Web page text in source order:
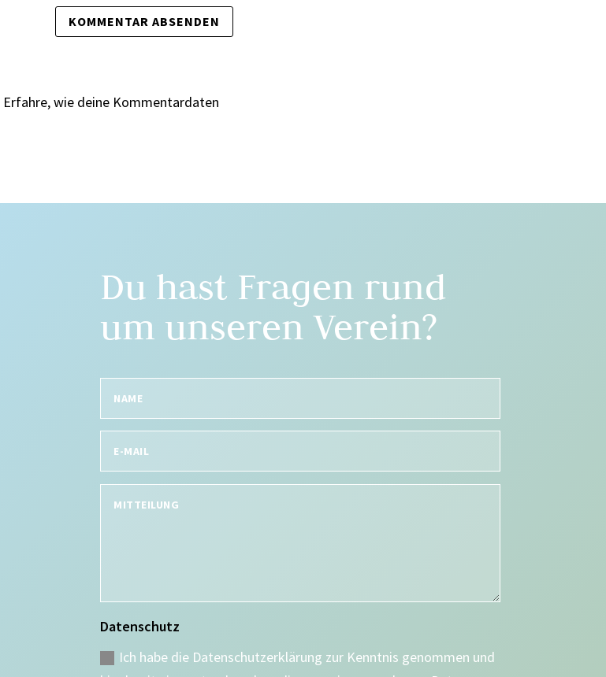
Erfahre, wie deine Kommentardaten
Du hast Fragen rund
um unseren Verein?
Datenschutz
Ich habe die Datenschutzerklärung zur Kenntnis genommen und